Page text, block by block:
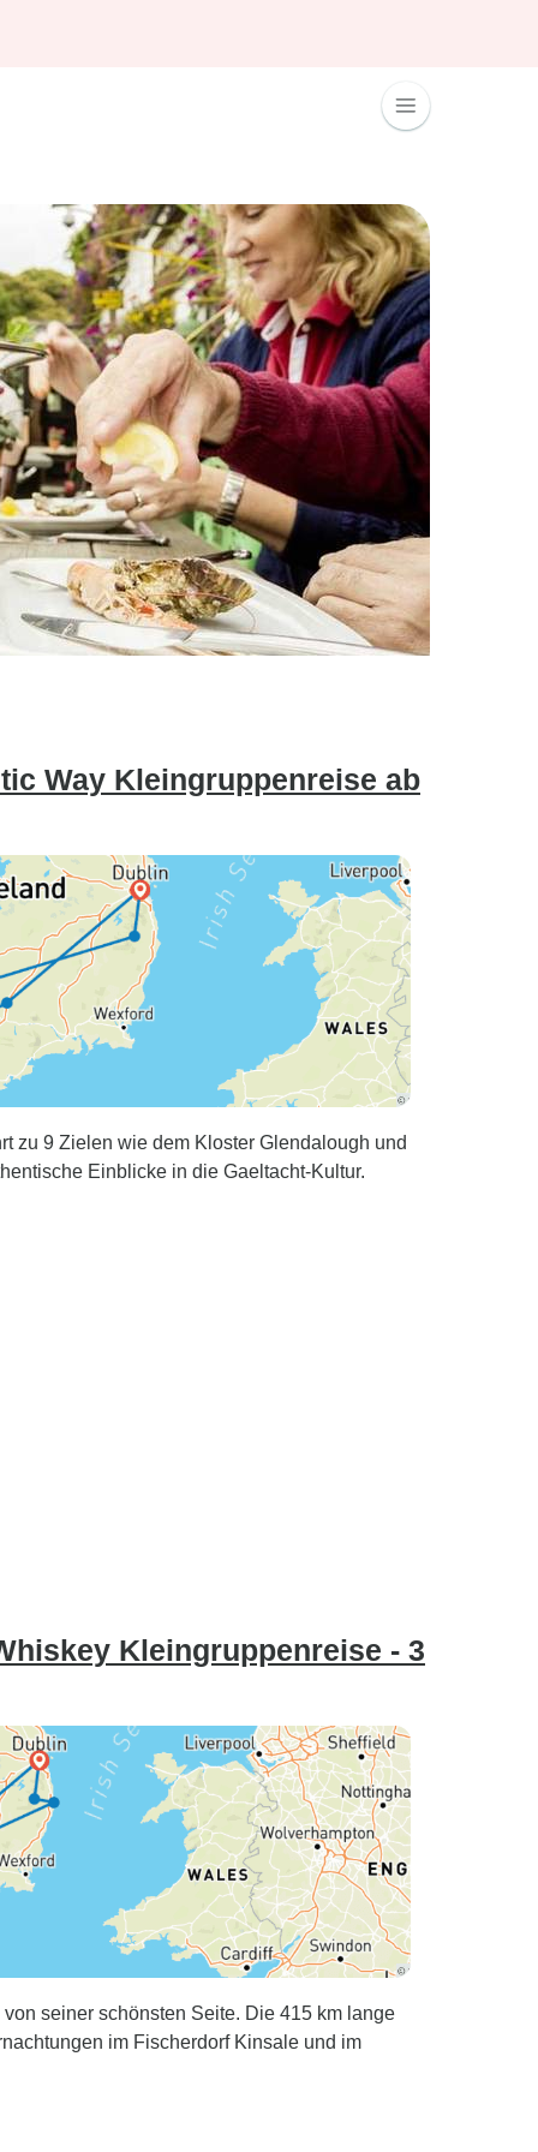
Way Kleingruppenreise ab
zu 9 Zielen wie dem Kloster Glendalough und
Einblicke in die Gaeltacht-Kultur.
Kleingruppenreise - 3
seiner schönsten Seite. Die 415 km lange
im Fischerdorf Kinsale und im